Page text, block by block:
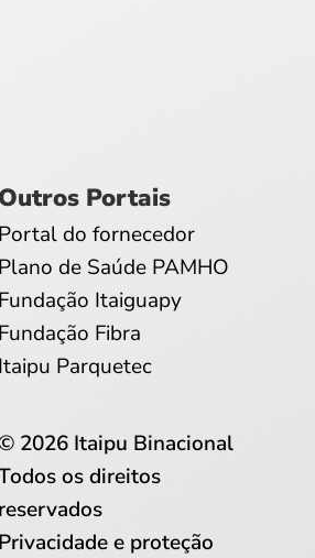
Outros Portais
Portal do fornecedor
Plano de Saúde PAMHO
Fundação Itaiguapy
Fundação Fibra
Itaipu Parquetec
2026 Itaipu Binacional
os direitos
reservados
Privacidade e proteção